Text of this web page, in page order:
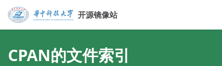
开源镜像站
CPAN的文件索引